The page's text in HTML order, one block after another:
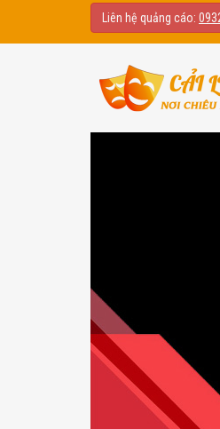
Liên hệ quảng cáo: